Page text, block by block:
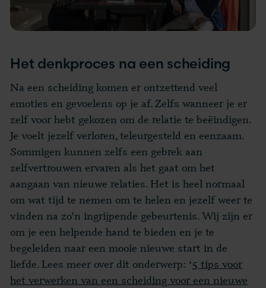
Het denkproces na een scheiding
Na een scheiding komen er ontzettend veel
emoties en gevoelens op je af. Zelfs wanneer je er
zelf voor hebt gekozen om de relatie te beëindigen.
Je voelt jezelf verloren, teleurgesteld en eenzaam.
Sommigen kunnen zelfs een gebrek aan
zelfvertrouwen ervaren als het gaat om het
aangaan van nieuwe relaties. Het is heel normaal
om wat tijd te nemen om te helen en jezelf weer te
vinden na zo’n ingrijpende gebeurtenis. Wij zijn er
om je een helpende hand te bieden en je te
begeleiden naar een mooie nieuwe start in de
liefde. Lees meer over dit onderwerp: ‘5 tips voor
het verwerken van een scheiding voor een nieuwe